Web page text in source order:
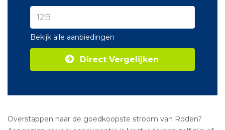
Bekijk alle aanbiedingen
Direct Vergelijken
Overstappen naar de goedkoopste stroom van Roden?